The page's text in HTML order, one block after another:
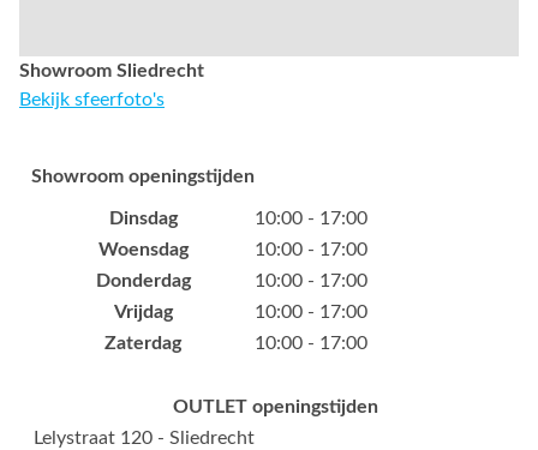
Showroom Sliedrecht
Bekijk sfeerfoto's
Showroom openingstijden
Dinsdag
10:00 - 17:00
Woensdag
10:00 - 17:00
Donderdag
10:00 - 17:00
Vrijdag
10:00 - 17:00
Zaterdag
10:00 - 17:00
OUTLET openingstijden
Lelystraat 120 - Sliedrecht